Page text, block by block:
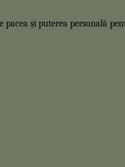
și puterea personală